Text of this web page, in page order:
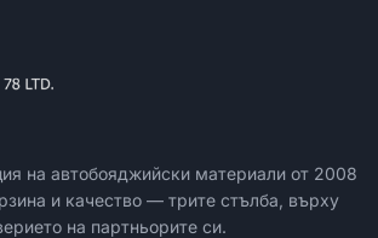
на автобояджийски материали от 2008
и качество — трите стълба, върху
на партньорите си.